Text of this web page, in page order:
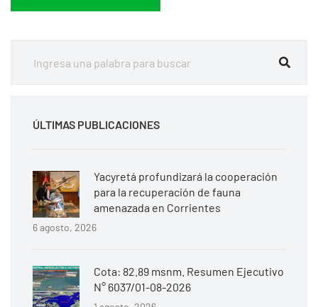
ÚLTIMAS PUBLICACIONES
Yacyretá profundizará la cooperación
para la recuperación de fauna
amenazada en Corrientes
6 agosto, 2026
Cota: 82.89 msnm. Resumen Ejecutivo
N° 6037/01-08-2026